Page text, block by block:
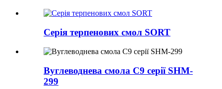
Серія терпенових смол SORT
Вуглеводнева смола C9 серії SHM-
299